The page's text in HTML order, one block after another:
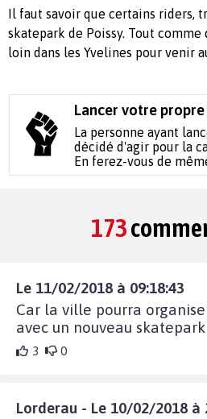
Il faut savoir que certains riders,
skatepark de Poissy. Tout
loin dans les Yvelines pour venir
Lancer votre
La personne ayant
décidé d'agir pour la
En ferez-vous de
173
Le 11/02/2018 à 09:18:43
Car la ville pourra
avec un nouveau skatepark
3 0
Lorderau - Le 10/02/2018 à